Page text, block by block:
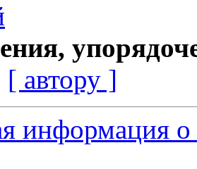
[ автору ]
информация